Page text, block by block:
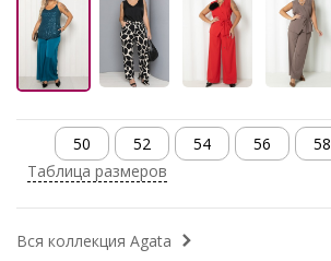
50 52 54 56
58
Таблица размеров
Вся коллекция Agata